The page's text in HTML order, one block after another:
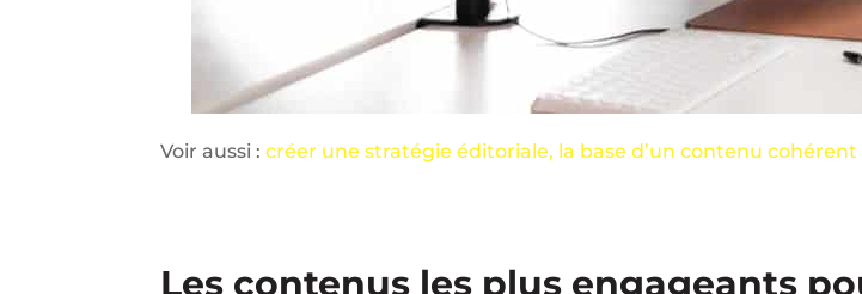
Voir aussi :créer une stratégie éditoriale, la base d’un contenu cohérent
Les contenus les plus engageants